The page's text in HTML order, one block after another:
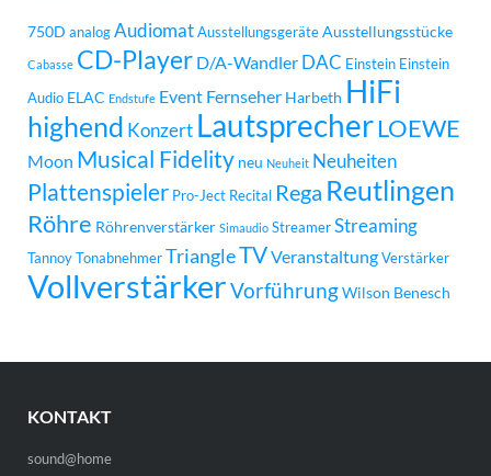
750D analog Audiomat Ausstellungsgeräte Ausstellungsstücke
Cabasse CD-Player D/A-Wandler DAC Einstein Einstein
Audio ELAC Endstufe Event Fernseher Harbeth HiFi
highend Konzert LautsprecherLOEWE
Moon Musical Fidelity neu Neuheit Neuheiten
Plattenspieler Pro-Ject Recital Rega Reutlingen
Röhre Röhrenverstärker Simaudio Streamer Streaming
Tannoy Tonabnehmer TriangleTVVeranstaltung Verstärker
VollverstärkerVorführungWilson Benesch
KONTAKT
sound@home